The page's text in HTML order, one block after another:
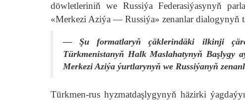
döwletleriniň we Russiýa Federasiýasynyň
«Merkezi Aziýa — Russiýa» zenanlar dialogynyň
— Şu formatlaryň çäklerindäki ilkinji
Türkmenistanyň Halk Maslahatynyň Başlygy
Merkezi Aziýa ýurtlarynyň we Russiýanyň
Türkmen-rus hyzmatdaşlygynyň häzirki